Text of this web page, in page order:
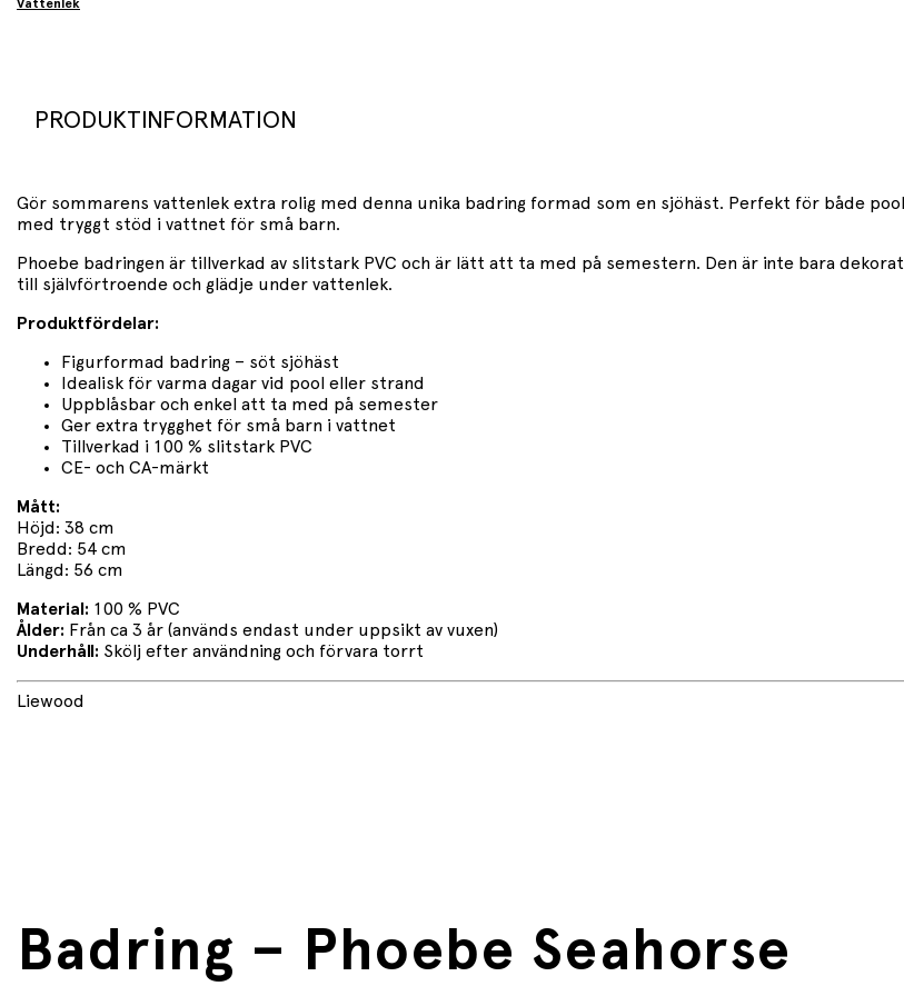
Vattenlek
PRODUKTINFORMATION
Gör sommarens vattenlek extra rolig med denna unika badring formad som en sjöhäst. Perfekt för både
med tryggt stöd i vattnet för små barn.
Phoebe badringen är tillverkad av slitstark PVC och är lätt att ta med på semestern. Den är inte bara
till självförtroende och glädje under vattenlek.
Produktfördelar:
Figurformad badring – söt sjöhäst
Idealisk för varma dagar vid pool eller strand
Uppblåsbar och enkel att ta med på semester
Ger extra trygghet för små barn i vattnet
Tillverkad i 100 % slitstark PVC
CE- och CA-märkt
Mått:
Höjd: 38 cm
Bredd: 54 cm
Längd: 56 cm
Material: 100 % PVC
Ålder: Från ca 3 år (används endast under uppsikt av vuxen)
Underhåll: Skölj efter användning och förvara torrt
Liewood
Badring – Phoebe Seahorse